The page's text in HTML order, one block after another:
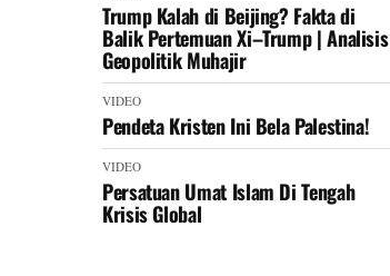
Trump Kalah di Beijing? Fakta di
Balik Pertemuan Xi–Trump | Analisis
Geopolitik Muhajir
VIDEO
Pendeta Kristen Ini Bela Palestina!
VIDEO
Persatuan Umat Islam Di Tengah
Krisis Global